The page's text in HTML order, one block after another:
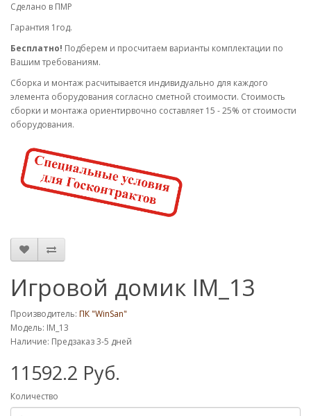
Сделано в ПМР
Гарантия 1год.
Бесплатно! Подберем и просчитаем варианты комплектации по
Вашим требованиям.
Cборка и монтаж расчитывается индивидуально для каждого
элемента оборудования согласно сметной стоимости. Стоимость
сборки и монтажа ориентирвочно составляет 15 - 25% от стоимости
оборудования.
Игровой домик IM_13
Производитель: ПК "WinSan"
Модель: IM_13
Наличие: Предзаказ 3-5 дней
11592.2 Руб.
Количество